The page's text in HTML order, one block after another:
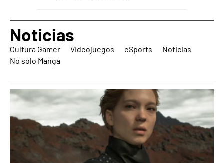
Noticias
Cultura Gamer Videojuegos eSports
Noticias
No solo Manga